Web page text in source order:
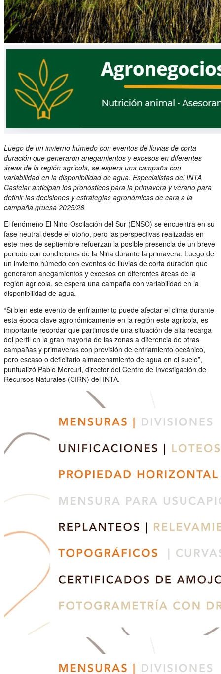
Luego de un invierno húmedo con eventos de lluvias de corta
duración que generaron anegamientos y excesos en diferentes
áreas de la región agrícola, se espera una campaña con
variabilidad en la disponibilidad de agua. Especialistas del INTA
Castelar anticipan los pronósticos para la primavera y verano para
definir las decisiones y estrategias agronómicas de cara a la
campaña gruesa 2025/26.
El fenómeno El Niño-Oscilación del Sur (ENSO) se encuentra en su
fase neutral desde el otoño, pero las perspectivas realizadas en
este mes de septiembre refuerzan la posible presencia de un breve
periodo con condiciones de la Niña durante la primavera. Luego de
un invierno húmedo con eventos de lluvias de corta duración que
generaron anegamientos y excesos en diferentes áreas de la
región agrícola, se espera una campaña con variabilidad en la
disponibilidad de agua.
“Si bien este evento de enfriamiento puede afectar el clima durante
esta época clave agronómicamente en la región este agrícola, es
importante recordar que partimos de una situación de alta recarga
del perfil en la gran mayoría de las zonas a diferencia de otras
campañas y primaveras con previsión de enfriamiento oceánico,
pero escaso o deficitario almacenamiento de agua en el suelo”,
puntualizó Pablo Mercuri, director del Centro de Investigación de
Recursos Naturales (CIRN) del INTA.